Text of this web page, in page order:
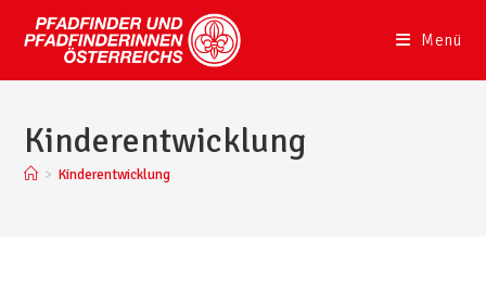
Menü
Kinderentwicklung
> Kinderentwicklung